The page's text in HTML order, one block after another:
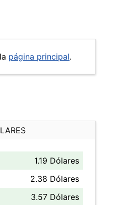
página principal.
1.19 Dólares
2.38 Dólares
3.57 Dólares